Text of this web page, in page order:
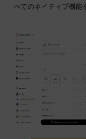
べてのネイティブ機能